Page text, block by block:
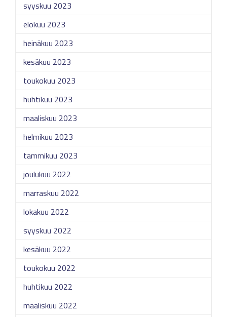
syyskuu 2023
elokuu 2023
heinäkuu 2023
kesäkuu 2023
toukokuu 2023
huhtikuu 2023
maaliskuu 2023
helmikuu 2023
tammikuu 2023
joulukuu 2022
marraskuu 2022
lokakuu 2022
syyskuu 2022
kesäkuu 2022
toukokuu 2022
huhtikuu 2022
maaliskuu 2022